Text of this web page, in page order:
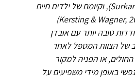
(Surkan et al., 2009), וקיומם של ילדים חיים
במשפחה (Kersting & Wagner, 2012)
טובה יותר עם אובדן
של הצוות המטפל לאחר
או הפניה למקור
באופן מידי משפיעים על